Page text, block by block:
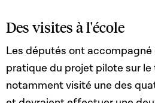
Des visites à l'école
Les députés ont accompagné
pratique du projet pilote sur le
notamment visité une des